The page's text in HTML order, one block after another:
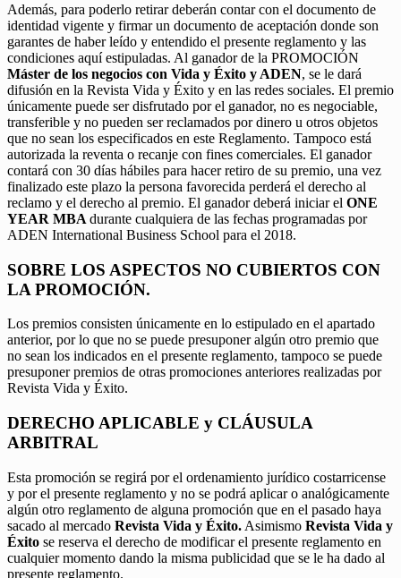
Además, para poderlo retirar deberán contar con el documento de
identidad vigente y firmar un documento de aceptación donde son
garantes de haber leído y entendido el presente reglamento y las
condiciones aquí estipuladas. Al ganador de la PROMOCIÓN
Máster de los negocios con Vida y Éxito y ADEN, se le dará
difusión en la Revista Vida y Éxito y en las redes sociales. El premio
únicamente puede ser disfrutado por el ganador, no es negociable,
transferible y no pueden ser reclamados por dinero u otros objetos
que no sean los especificados en este Reglamento. Tampoco está
autorizada la reventa o recanje con fines comerciales. El ganador
contará con 30 días hábiles para hacer retiro de su premio, una vez
finalizado este plazo la persona favorecida perderá el derecho al
reclamo y el derecho al premio. El ganador deberá iniciar el ONE
YEAR MBA durante cualquiera de las fechas programadas por
ADEN International Business School para el 2018.
SOBRE LOS ASPECTOS NO CUBIERTOS CON
LA PROMOCIÓN.
Los premios consisten únicamente en lo estipulado en el apartado
anterior, por lo que no se puede presuponer algún otro premio que
no sean los indicados en el presente reglamento, tampoco se puede
presuponer premios de otras promociones anteriores realizadas por
Revista Vida y Éxito.
DERECHO APLICABLE y CLÁUSULA
ARBITRAL
Esta promoción se regirá por el ordenamiento jurídico costarricense
y por el presente reglamento y no se podrá aplicar o analógicamente
algún otro reglamento de alguna promoción que en el pasado haya
sacado al mercado Revista Vida y Éxito. Asimismo Revista Vida y
Éxito se reserva el derecho de modificar el presente reglamento en
cualquier momento dando la misma publicidad que se le ha dado al
presente reglamento.